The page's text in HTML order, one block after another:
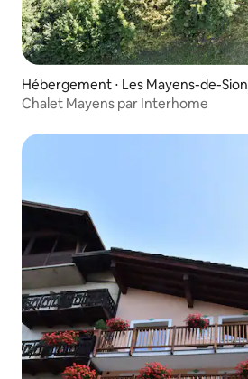
Hébergement ⋅ Les Mayens-de-Sion
Chalet Mayens par Interhome